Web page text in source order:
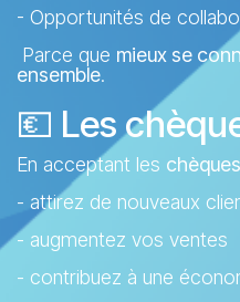
- Opportunités de
Parce que mieux se
ensemble.
💶 Les
En acceptant les
- attirez de nouveaux
- augmentez vos ventes
- contribuez à une